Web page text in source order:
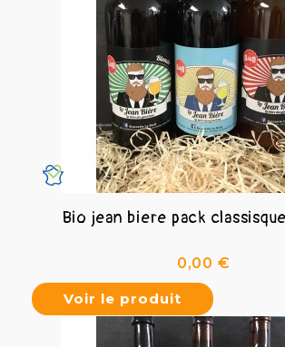
Bio jean biere pack
0,00 €Prix
Voir le produit